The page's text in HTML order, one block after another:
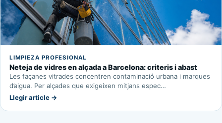
LIMPIEZA PROFESIONAL
Neteja de vidres en alçada a Barcelona: criteris i abast
Les façanes vitrades concentren contaminació urbana i marques
d’aigua. Per alçades que exigeixen mitjans espec…
Llegir article →